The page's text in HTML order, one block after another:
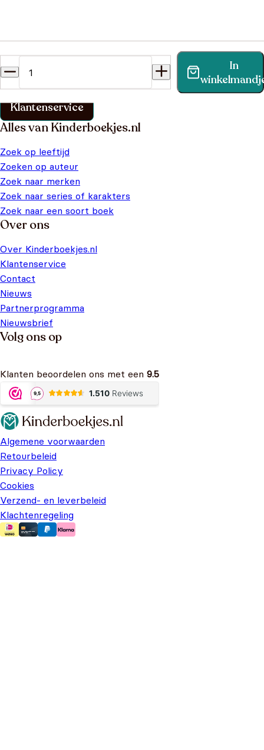
In
Vind binnen no-time antwoord op je vraag op onze
klantenservice pagina.
Klantenservice
Alles van Kinderboekjes.nl
Zoek op leeftijd
Zoeken op auteur
Zoek naar merken
Zoek naar series of karakters
Zoek naar een soort boek
Over ons
Over Kinderboekjes.nl
Klantenservice
Contact
Nieuws
Partnerprogramma
Nieuwsbrief
Volg ons op
Klanten beoordelen ons met een 9.5
Algemene voorwaarden
Retourbeleid
Privacy Policy
Cookies
Verzend- en leverbeleid
Klachtenregeling